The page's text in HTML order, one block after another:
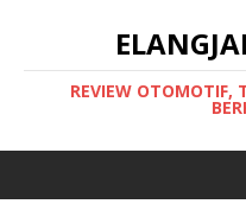
REVIEW OTOMOTIF,